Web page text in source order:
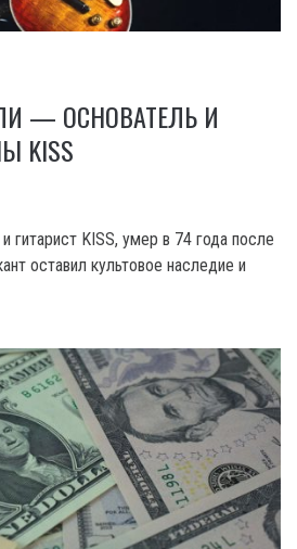
— ОСНОВАТЕЛЬ И
KISS
гитарист KISS, умер в 74 года после
оставил культовое наследие и